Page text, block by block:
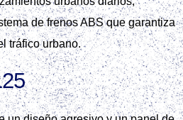
de frenos ABS que garantiza
tráfico urbano.